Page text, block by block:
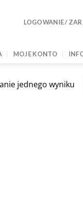
LOGOWANIE /
MOJE KONTO
jednego wyniku